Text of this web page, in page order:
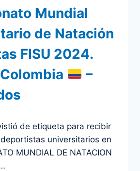
Mundial
de Natación
FISU 2024.
–
de etiqueta para recibir
universitarios en
MUNDIAL DE NATACION